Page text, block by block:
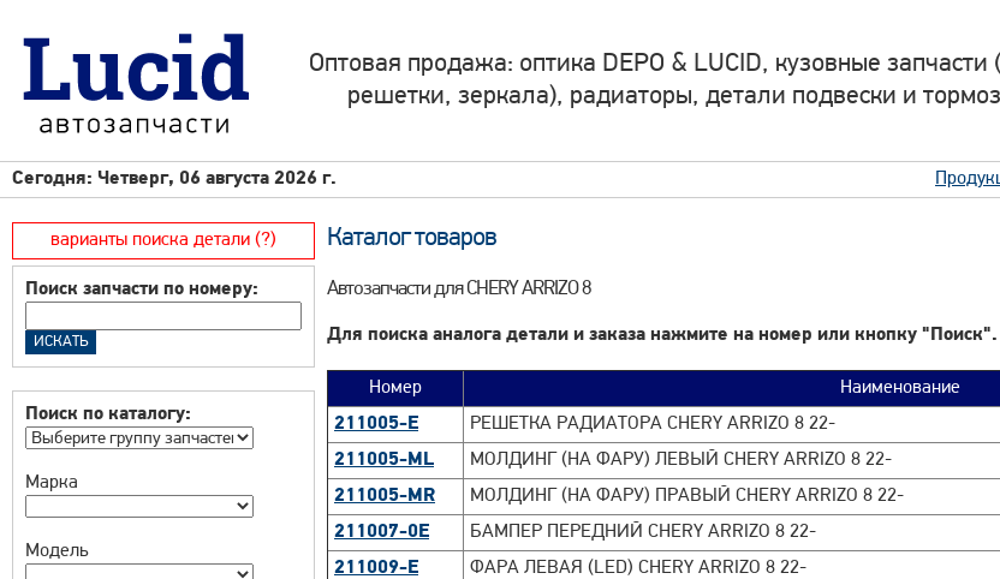
Оптовая продажа: оптика DEPO & LUCID, кузовные
решетки, зеркала), радиаторы, детали подвески и
Сегодня: Четверг, 06 августа 2026 г.
варианты поиска детали (?)
Поиск запчасти по номеру:
Поиск по каталогу:
Марка
Модель
Каталог товаров
Автозапчасти для CHERY ARRIZO 8
Для поиска аналога детали и заказа нажмите на номер или кнопку "Поиск".
Номер Наименование
211005-E
РЕШЕТКА РАДИАТОРА CHERY ARRIZO 8 22-
211005-ML
МОЛДИНГ (НА ФАРУ) ЛЕВЫЙ CHERY ARRIZO 8 22-
211005-MR
МОЛДИНГ (НА ФАРУ) ПРАВЫЙ CHERY ARRIZO 8 22-
211007-0E
БАМПЕР ПЕРЕДНИЙ CHERY ARRIZO 8 22-
211009-E
ФАРА ЛЕВАЯ (LED) CHERY ARRIZO 8 22-